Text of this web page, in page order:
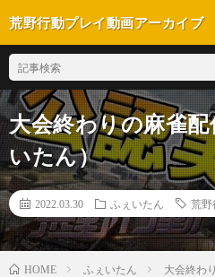
荒野行動プレイ動画アーカイブ
大会終わりの麻雀
いたん）
2022.03.30 ふぇいたん 荒野
HOME ふぇいたん 大会終わ